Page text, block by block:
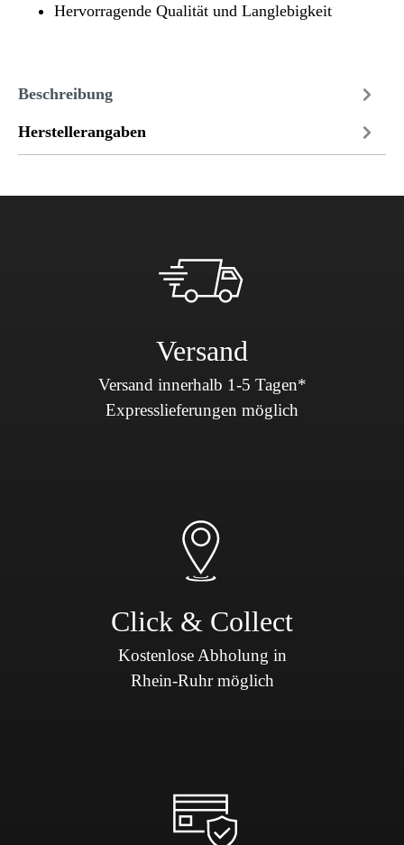
Hervorragende Qualität und Langlebigkeit
Beschreibung
Herstellerangaben
Versand
Versand innerhalb 1-5 Tagen*
Expresslieferungen möglich
Click & Collect
Kostenlose Abholung in
Rhein-Ruhr möglich